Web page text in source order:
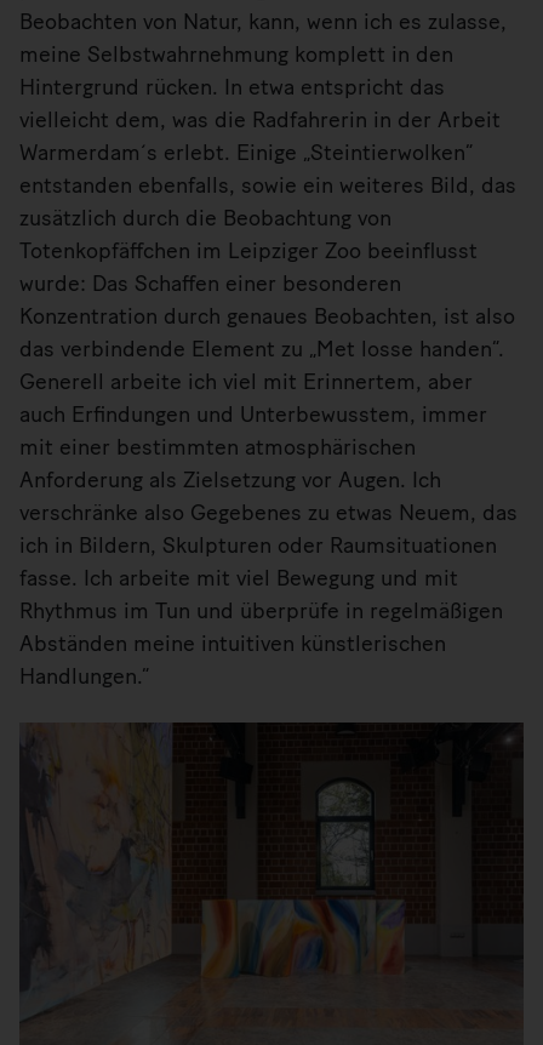
Beobachten von Natur, kann, wenn ich es zulasse,
meine Selbstwahrnehmung komplett in den
Hintergrund rücken. In etwa entspricht das
vielleicht dem, was die Radfahrerin in der Arbeit
Warmerdam´s erlebt. Einige „Steintierwolken“
entstanden ebenfalls, sowie ein weiteres Bild, das
zusätzlich durch die Beobachtung von
Totenkopfäffchen im Leipziger Zoo beeinflusst
wurde: Das Schaffen einer besonderen
Konzentration durch genaues Beobachten, ist also
das verbindende Element zu „Met losse handen“.
Generell arbeite ich viel mit Erinnertem, aber
auch Erfindungen und Unterbewusstem, immer
mit einer bestimmten atmosphärischen
Anforderung als Zielsetzung vor Augen. Ich
verschränke also Gegebenes zu etwas Neuem, das
ich in Bildern, Skulpturen oder Raumsituationen
fasse. Ich arbeite mit viel Bewegung und mit
Rhythmus im Tun und überprüfe in regelmäßigen
Abständen meine intuitiven künstlerischen
Handlungen.“